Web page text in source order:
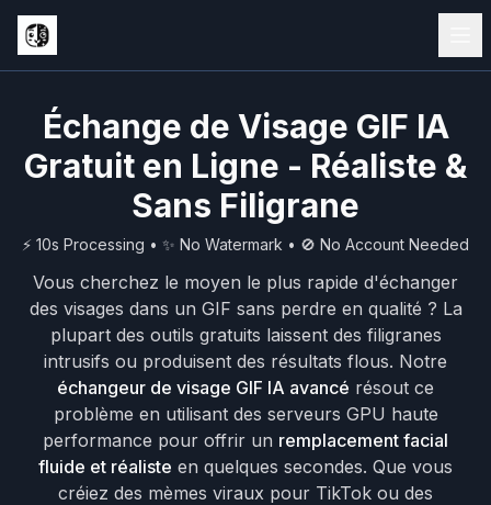
Échange de Visage GIF IA
Gratuit en Ligne - Réaliste &
Sans Filigrane
⚡ 10s Processing • ✨ No Watermark • 🚫 No Account Needed
Vous cherchez le moyen le plus rapide d'échanger
des visages dans un GIF sans perdre en qualité ? La
plupart des outils gratuits laissent des filigranes
intrusifs ou produisent des résultats flous. Notre
échangeur de visage GIF IA avancé résout ce
problème en utilisant des serveurs GPU haute
performance pour offrir un remplacement facial
fluide et réaliste en quelques secondes. Que vous
créiez des mèmes viraux pour TikTok ou des